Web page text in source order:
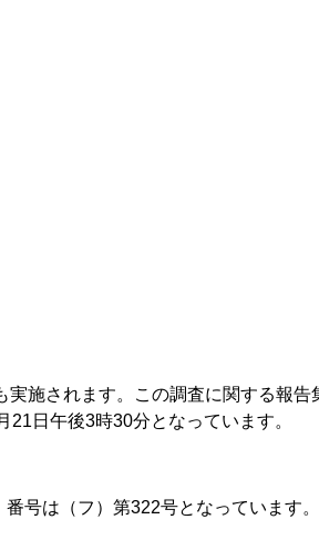
施されます。この調査に関する報告
日午後3時30分となっています。
号は（フ）第322号となっています。